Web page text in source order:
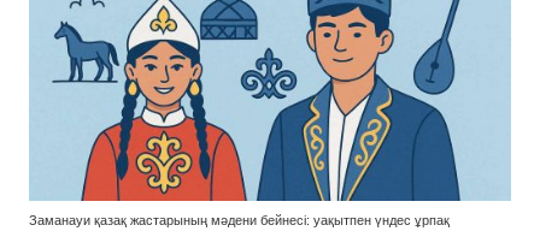
Заманауи қазақ жастарының мәдени бейнесі: уақытпен үндес ұрпақ